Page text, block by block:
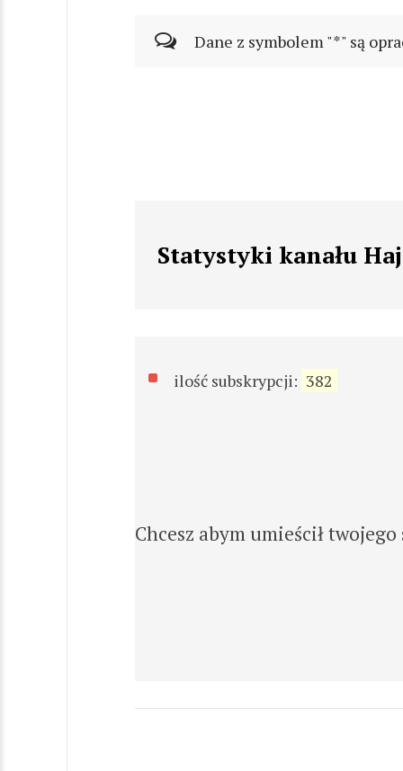
Dane z symbolem "*" są
Statystyki kanału
ilość subskrypcji: 382
Chcesz abym umieścił